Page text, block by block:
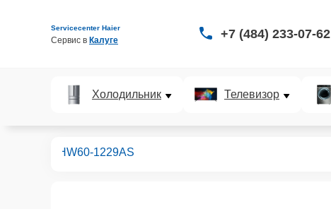
Servicecenter Haier
Сервис в Калуге +7 (484) 233-07-62
Холодильник Телевизор
HW60-1229AS